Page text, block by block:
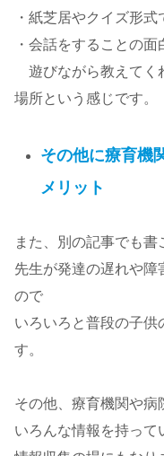
・紙芝居やクイズ形式
・会話をすることの
遊びながら教えてく
場所という感じです。
その他に療育機
メリット
また、別の記事でも書
先生が発達の遅れや障
ので
いろいろと普段の子供
す。
その他、療育機関や
いろんな情報を持って